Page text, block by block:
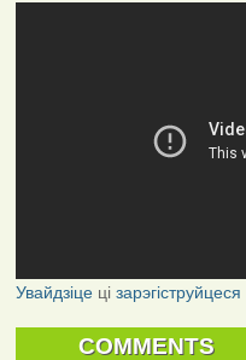
Увайдзіцеці зарэгіструйцеся
COMMENTS